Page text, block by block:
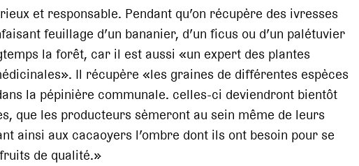
et responsable. Pendant qu’on récupère des ivresses
feuillage d’un bananier, d’un ficus ou d’un palétuvier
la forêt, car il est aussi «un expert des plantes
Il récupère «les graines de différentes espèces
la pépinière communale. celles-ci deviendront bientôt
que les producteurs sèmeront au sein même de leurs
ainsi aux cacaoyers l’ombre dont ils ont besoin pour se
de qualité.»